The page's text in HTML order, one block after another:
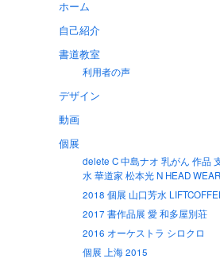
ホーム
自己紹介
書道教室
利用者の声
デザイン
動画
個展
delete C 中島ナオ 乳がん 作品
水 華道家 松本光 N HEAD WEAR
2018 個展 山口芳水
2017 書作品展 愛 和多屋別荘
2016 オーケストラ シロクロ
個展 上海 2015